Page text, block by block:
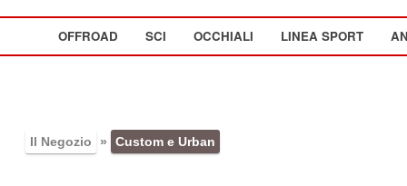
OFFROAD SCI OCCHIALI LINEA SPORT
Il Negozio » Custom e Urban